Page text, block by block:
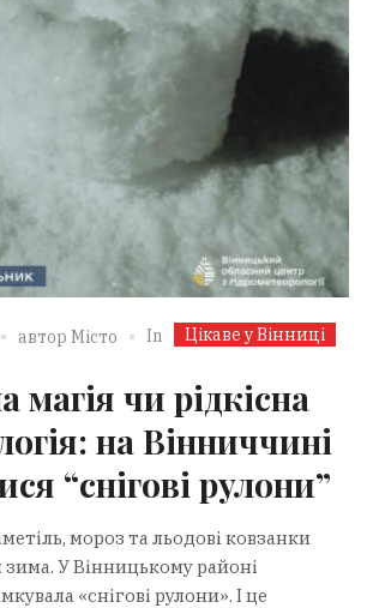
автор Місто In Цікаве у Вінниці
магія чи рідкісна
на Вінниччині
“снігові рулони”
мороз та льодові ковзанки
У Вінницькому районі
«снігові рулони». І це